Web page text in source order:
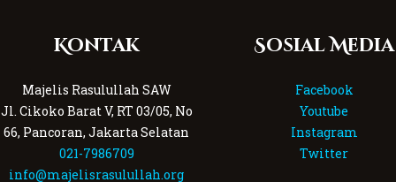
Kontak
Majelis Rasulullah SAW
Jl. Cikoko Barat V, RT 03/05, No
66, Pancoran, Jakarta Selatan
021-7986709
info@majelisrasulullah.org
Sosial Media
Facebook
Youtube
Instagram
Twitter